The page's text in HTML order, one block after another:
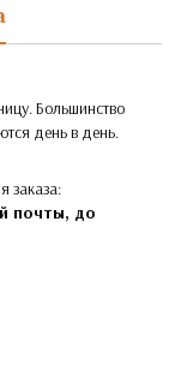
Большинство
день в день.
заказа:
почты, до